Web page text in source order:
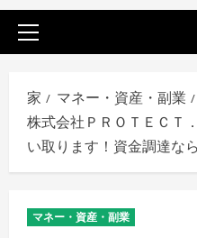
ま
プ
イ
マ
リ
メ
ニ
ー
家
マネー・資産・副業
株式会社ＰＲＯＴＥＣＴ
い取ります！資金調達な
マネー・資産・副業